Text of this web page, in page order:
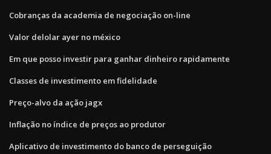
Cobranças da academia de negociação on-line
Valor delolar ayer no méxico
Em que posso investir para ganhar dinheiro rapidamente
Classes de investimento em fidelidade
Preço-alvo da ação jagx
Inflação no índice de preços ao produtor
Aplicativo de investimento do banco de perseguição